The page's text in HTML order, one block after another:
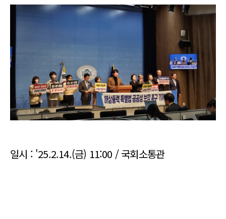
일시 : '25.2.14.(금) 11:00 / 국회소통관